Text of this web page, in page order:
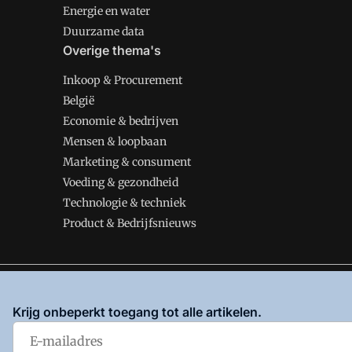
Energie en water
Duurzame data
Overige thema's
Inkoop & Procurement
België
Economie & bedrijven
Mensen & loopbaan
Marketing & consument
Voeding & gezondheid
Technologie & techniek
Product & Bedrijfsnieuws
enPrivacy en Cookie beleid |Privacy instellingen
Krijg onbeperkt toegang tot alle artikelen.